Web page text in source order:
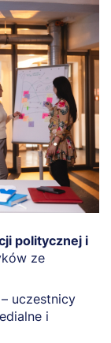
politycznej i
ze
– uczestnicy
i